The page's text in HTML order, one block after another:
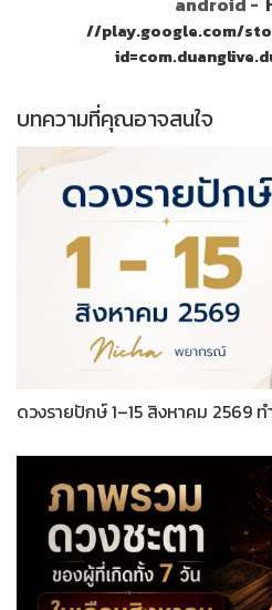
//play.google.com/
บทความที่คุณอาจสนใจ
ดวงรายปักษ์ 1–15 สิงหาคม 2569